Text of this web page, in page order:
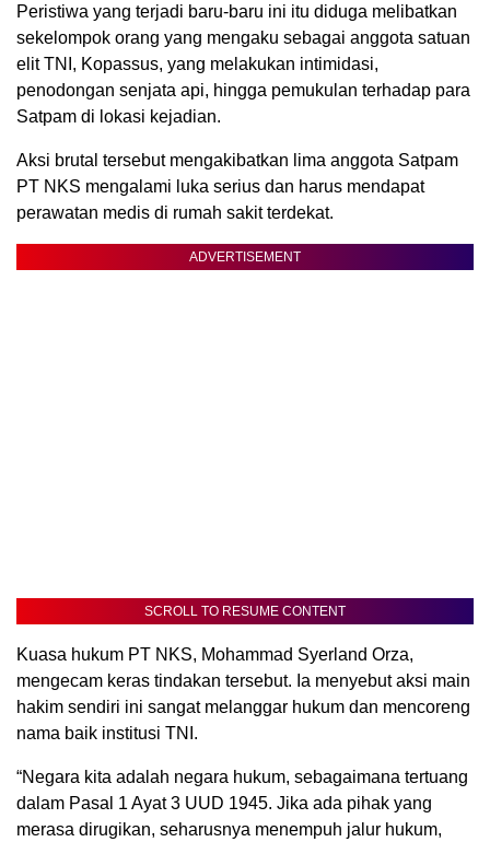
Peristiwa yang terjadi baru-baru ini itu diduga melibatkan
sekelompok orang yang mengaku sebagai anggota satuan
elit TNI, Kopassus, yang melakukan intimidasi,
penodongan senjata api, hingga pemukulan terhadap para
Satpam di lokasi kejadian.
Aksi brutal tersebut mengakibatkan lima anggota Satpam
PT NKS mengalami luka serius dan harus mendapat
perawatan medis di rumah sakit terdekat.
ADVERTISEMENT
SCROLL TO RESUME CONTENT
Kuasa hukum PT NKS, Mohammad Syerland Orza,
mengecam keras tindakan tersebut. Ia menyebut aksi main
hakim sendiri ini sangat melanggar hukum dan mencoreng
nama baik institusi TNI.
“Negara kita adalah negara hukum, sebagaimana tertuang
dalam Pasal 1 Ayat 3 UUD 1945. Jika ada pihak yang
merasa dirugikan, seharusnya menempuh jalur hukum,